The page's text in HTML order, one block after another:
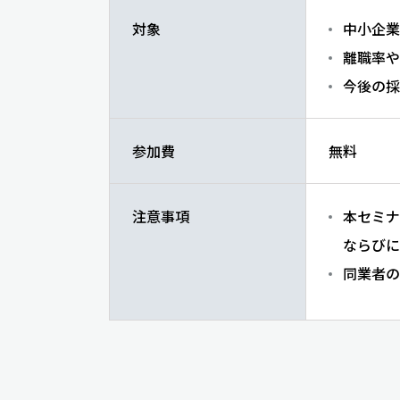
対象
中小企
離職率
今後の
参加費 無料
注意事項
本セミ
ならび
同業者